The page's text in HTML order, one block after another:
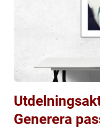
Generera